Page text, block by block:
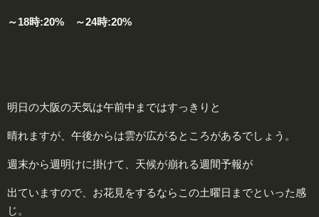
～18時:20% ～24時:20%
明日の大阪の天気は午前中まではすっきりと
晴れますが、午後からは雲が広がるところがあるでしょう。
週末から週明けに掛けて、天候が崩れる週間予報が
出ていますので、お花見をするならこの土曜日までといった感
じ。